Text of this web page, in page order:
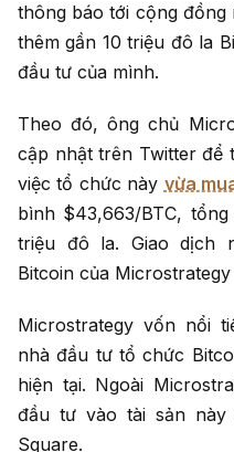
thông báo tới cộng đồng
thêm gần 10 triệu đô la
đầu tư của mình.
Theo đó, ông chủ
cập nhật trên Twitter để
việc tổ chức này vừa
bình $43,663/BTC,
triệu đô la. Giao dịch
Bitcoin của
Microstrategy vốn nổi
nhà đầu tư tổ chức
hiện tại. Ngoài
đầu tư vào tài sản này
Square.